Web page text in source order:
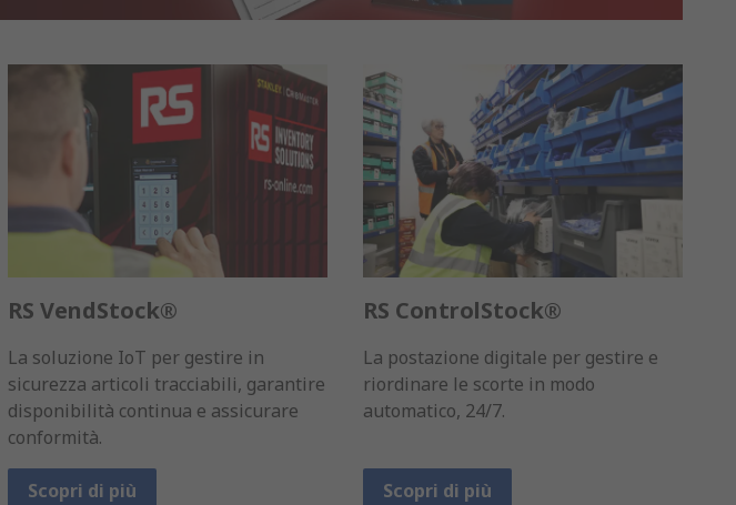
RS VendStock®
La soluzione IoT per gestire in
sicurezza articoli tracciabili, garantire
disponibilità continua e assicurare
conformità.
Scopri di più
RS ControlStock®
La postazione digitale per gestire e
riordinare le scorte in modo
automatico, 24/7.
Scopri di più